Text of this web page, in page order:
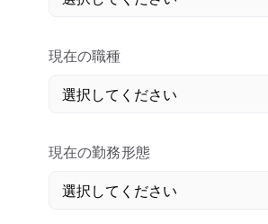
現在の職種
現在の勤務形態